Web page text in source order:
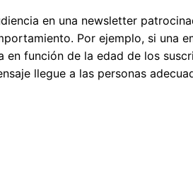
en una newsletter
Por ejemplo, si una
en función de la edad de los
llegue a las personas